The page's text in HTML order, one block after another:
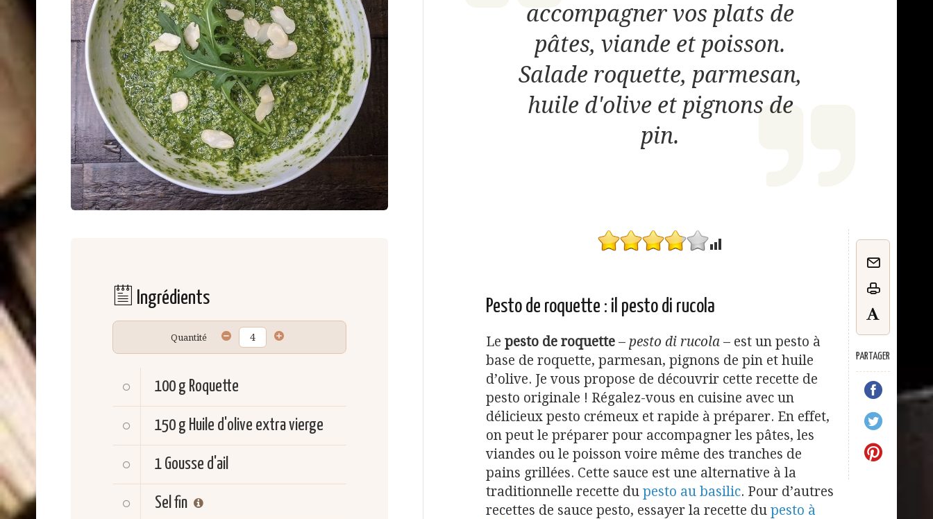
Ingrédients
Quantité
100 g Roquette
150 g Huile d'olive extra vierge
1 Gousse d'ail
Sel fin
accompagner vos plats de
pâtes, viande et poisson.
Salade roquette, parmesan,
huile d'olive et pignons de
pin.
PARTAGER
Pesto de roquette : il pesto di rucola
Le pesto de roquette – pesto di rucola – est un pesto à
base de roquette, parmesan, pignons de pin et huile
d’olive. Je vous propose de découvrir cette recette de
pesto originale ! Régalez-vous en cuisine avec un
délicieux pesto crémeux et rapide à préparer. En effet,
on peut le préparer pour accompagner les pâtes, les
viandes ou le poisson voire même des tranches de
pains grillées. Cette sauce est une alternative à la
traditionnelle recette du pesto au basilic. Pour d’autres
recettes de sauce pesto, essayer la recette du pesto à